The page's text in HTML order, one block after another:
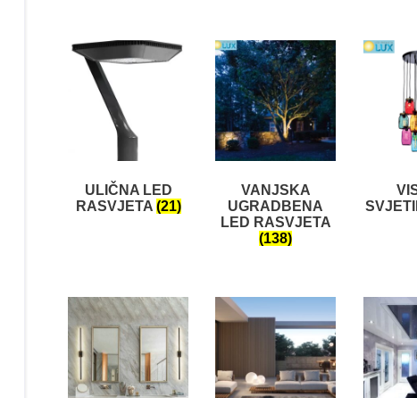
ULIČNA LED
RASVJETA (21)
VANJSKA
UGRADBENA
LED RASVJETA
(138)